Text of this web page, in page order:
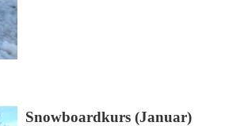
Snowboardkurs (Januar)